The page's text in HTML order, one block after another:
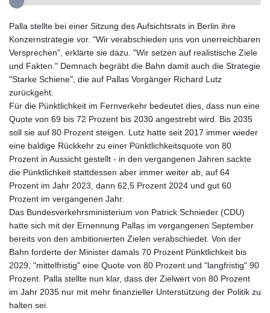
Palla stellte bei einer Sitzung des Aufsichtsrats in Berlin ihre
Konzernstrategie vor. "Wir verabschieden uns von unerreichbaren
Versprechen", erklärte sie dazu. "Wir setzen auf realistische Ziele
und Fakten." Demnach begräbt die Bahn damit auch die Strategie
"Starke Schiene", die auf Pallas Vorgänger Richard Lutz
zurückgeht.
Für die Pünktlichkeit im Fernverkehr bedeutet dies, dass nun eine
Quote von 69 bis 72 Prozent bis 2030 angestrebt wird. Bis 2035
soll sie auf 80 Prozent steigen. Lutz hatte seit 2017 immer wieder
eine baldige Rückkehr zu einer Pünktlichkeitsquote von 80
Prozent in Aussicht gestellt - in den vergangenen Jahren sackte
die Pünktlichkeit stattdessen aber immer weiter ab, auf 64
Prozent im Jahr 2023, dann 62,5 Prozent 2024 und gut 60
Prozent im vergangenen Jahr.
Das Bundesverkehrsministerium von Patrick Schnieder (CDU)
hatte sich mit der Ernennung Pallas im vergangenen September
bereits von den ambitionierten Zielen verabschiedet. Von der
Bahn forderte der Minister damals 70 Prozent Pünktlichkeit bis
2029, "mittelfristig" eine Quote von 80 Prozent und "langfristig" 90
Prozent. Palla stellte nun klar, dass der Zielwert von 80 Prozent
im Jahr 2035 nur mit mehr finanzieller Unterstützung der Politik zu
halten sei.